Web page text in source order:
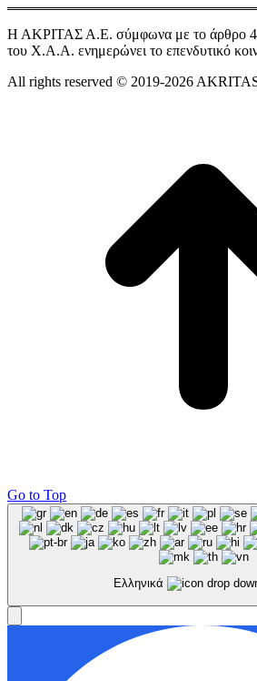
Η ΑΚΡΙΤΑΣ Α.Ε. σύμφωνα με το άρθρο
του Χ.Α.Α. ενημερώνει το επενδυτικό
All rights reserved © 2019-2026
Go to Top
Ελληνικά